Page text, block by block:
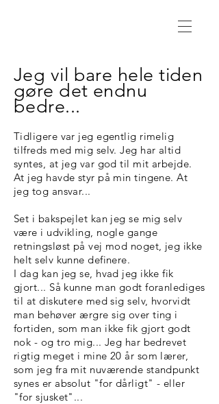
Jeg vil bare hele tiden
gøre det endnu
bedre...
Tidligere var jeg egentlig rimelig
tilfreds med mig selv. Jeg har altid
syntes, at jeg var god til mit arbejde.
At jeg havde styr på min tingene. At
jeg tog ansvar...
Set i bakspejlet kan jeg se mig selv
være i udvikling, nogle gange
retningsløst på vej mod noget, jeg ikke
helt selv kunne definere.
I dag kan jeg se, hvad jeg ikke fik
gjort... Så kunne man godt foranlediges
til at diskutere med sig selv, hvorvidt
man behøver ærgre sig over ting i
fortiden, som man ikke fik gjort godt
nok - og tro mig... Jeg har bedrevet
rigtig meget i mine 20 år som lærer,
som jeg fra mit nuværende standpunkt
synes er absolut "for dårligt" - eller
"for sjusket"...